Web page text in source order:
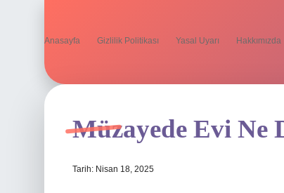
Anasayfa Gizlilik Politikası Yasal Uyarı Hakkımızda
Müzayede Evi Ne
Tarih: Nisan 18, 2025